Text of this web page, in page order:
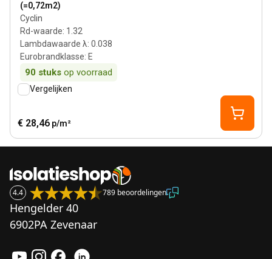
(=0,72m2)
Cyclin
Rd-waarde: 1.32
Lambdawaarde λ: 0.038
Eurobrandklasse: E
90 stuks op voorraad
Vergelijken
€ 28,46 p/m²
4.4 789 beoordelingen
Hengelder 40
6902PA Zevenaar